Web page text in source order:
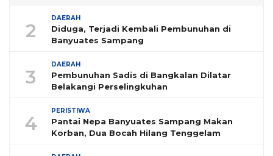
2
DAERAH
Diduga, Terjadi Kembali Pembunuhan di
Banyuates Sampang
3
DAERAH
Pembunuhan Sadis di Bangkalan Dilatar
Belakangi Perselingkuhan
4
PERISTIWA
Pantai Nepa Banyuates Sampang Makan
Korban, Dua Bocah Hilang Tenggelam